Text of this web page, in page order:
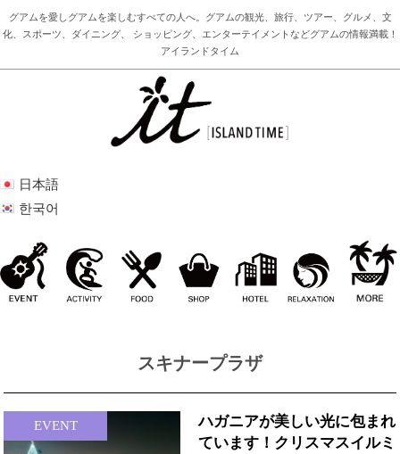
グアムを愛しグアムを楽しむすべての人へ。グアムの観光、旅行、ツアー、グルメ、文
化、スポーツ、ダイニング、 ショッピング、エンターテイメントなどグアムの情報満載！
アイランドタイム
日本語
한국어
スキナープラザ
EVENT
ハガニアが美しい光に包まれ
ています！クリスマスイルミ